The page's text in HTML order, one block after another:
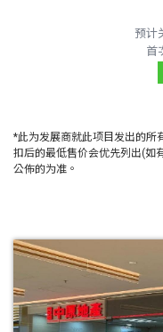
预计
首
*此为发展商就此项目发出的所
扣后的最低售价会优先列出(如
公佈的为准。